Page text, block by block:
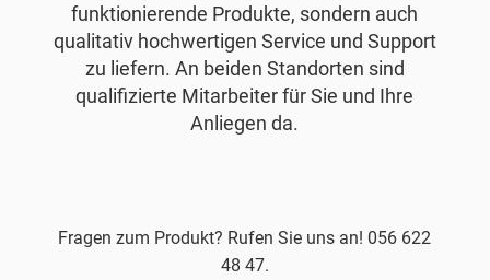
funktionierende Produkte, sondern auch
qualitativ hochwertigen Service und Support
zu liefern. An beiden Standorten sind
qualifizierte Mitarbeiter für Sie und Ihre
Anliegen da.
Fragen zum Produkt? Rufen Sie uns an! 056 622
48 47.